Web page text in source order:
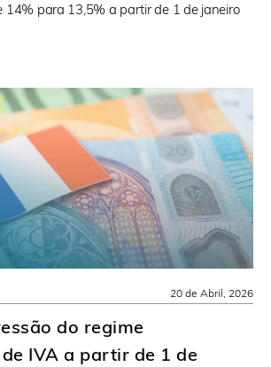
14% para 13,5% a partir de 1 de janeiro
do regime
IVA a partir de 1 de
20 de Abril, 2026